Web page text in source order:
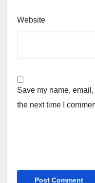
Website
Save my name,
the next time I